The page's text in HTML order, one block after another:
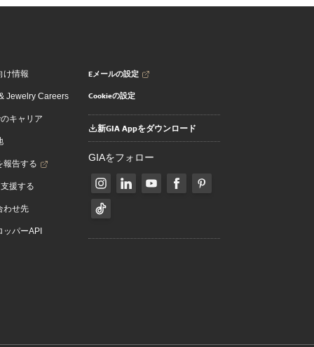
け情報
Jewelry Careers
キャリア
報告する
援する
わせ先
ッパーAPI
Eメールの設定
Cookieの設定
新GIA Appをダウンロード
GIAをフォロー